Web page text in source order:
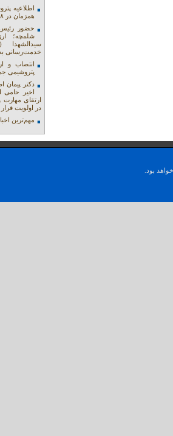
اطلاعیه
همزمان در ۱۸ مرداد
حضور رئیس
شلمچه؛
خدمت‌رسانی به
انتصاب و
پتروشیمی
دکتر پیمان
اخیر حامی
ارتقای مهارت
در اولویت قرار
مهم‌ترین
بود.